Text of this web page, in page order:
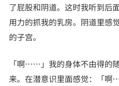
了屁股和阴道。这时我听到后
用力的抓我的乳房。阴道里感
的子宫。
「啊……」我的身体不由得的
来。在潜意识里面感觉：「